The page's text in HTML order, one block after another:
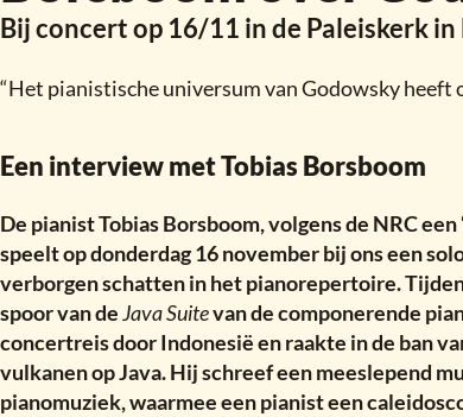
Bij concert op 16/11 in de Paleiskerk in
“Het pianistische universum van Godowsky heeft
Een interview met Tobias Borsboom
De pianist Tobias Borsboom, volgens de NRC
speelt op donderdag 16 november bij ons een
verborgen schatten in het pianorepertoire.
spoor van deJava Suitevan de componerende
concertreis door Indonesië en raakte in de ban
vulkanen op Java. Hij schreef een meeslepend
pianomuziek, waarmee een pianist een